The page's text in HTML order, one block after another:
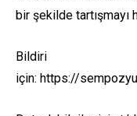
bir şekilde tartışmayı
Bildiri
için: https://